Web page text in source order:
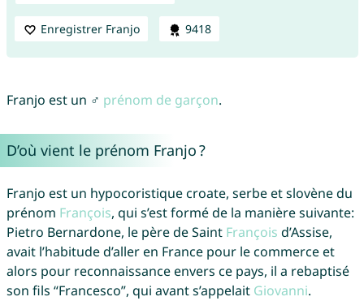
Enregistrer Franjo 9418
Franjo est un ♂ prénom de garçon.
D’où vient le prénom Franjo ?
Franjo est un hypocoristique croate, serbe et slovène du
prénom François, qui s’est formé de la manière suivante:
Pietro Bernardone, le père de Saint François d’Assise,
avait l’habitude d’aller en France pour le commerce et
alors pour reconnaissance envers ce pays, il a rebaptisé
son fils “Francesco”, qui avant s’appelait Giovanni.